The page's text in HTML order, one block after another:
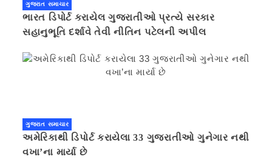
ગુજરાત સમાચાર
ભારત ડિપોર્ટ કરાયેલ ગુજરાતીઓ પ્રત્યે સરકાર
સહાનુભૂતિ દર્શાવે તેવી નીતિન પટેલની અપીલ
ગુજરાત સમાચાર
અમેરિકાથી ડિપોર્ટ કરાયેલા 33 ગુજરાતીઓ ગુનેગાર નથી
વખા’ના માર્યા છે